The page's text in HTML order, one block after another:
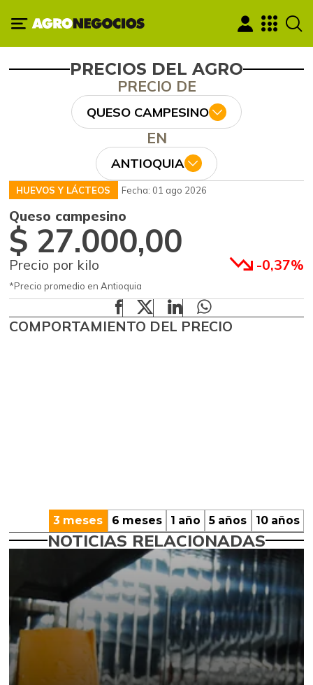
PRECIOS DEL AGRO
PRECIO DE
QUESO CAMPESINO
EN
ANTIOQUIA
HUEVOS Y LÁCTEOS Fecha: 01 ago 2026
Queso campesino
$ 27.000,00
Precio por kilo -0,37%
*Precio promedio en Antioquia
COMPORTAMIENTO DEL PRECIO
3 meses 6 meses 1 año 5 años 10 años
NOTICIAS RELACIONADAS